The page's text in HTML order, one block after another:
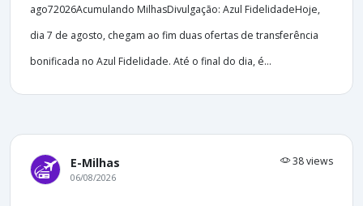
ago72026Acumulando MilhasDivulgação: Azul FidelidadeHoje,
dia 7 de agosto, chegam ao fim duas ofertas de transferência
bonificada no Azul Fidelidade. Até o final do dia, é...
E-Milhas 38 views
06/08/2026